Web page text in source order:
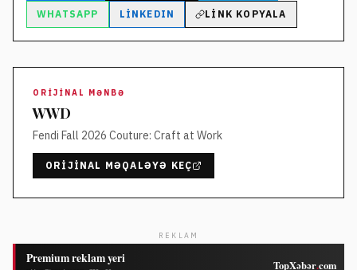
WHATSAPP LINKEDIN LINK KOPYALA
ORIJINAL MƏNBƏ
WWD
Fendi Fall 2026 Couture: Craft at Work
ORIJINAL MƏQALƏYƏ KEÇ
REKLAM